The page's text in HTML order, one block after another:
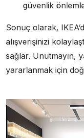
güvenlik
Sonuç olarak,
alışverişinizi
sağlar. Unutmayın,
yararlanmak için